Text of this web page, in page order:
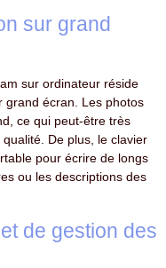
sur grand
sur ordinateur réside
grand écran. Les photos
ce qui peut-être très
De plus, le clavier
pour écrire de longs
ou les descriptions des
de gestion des